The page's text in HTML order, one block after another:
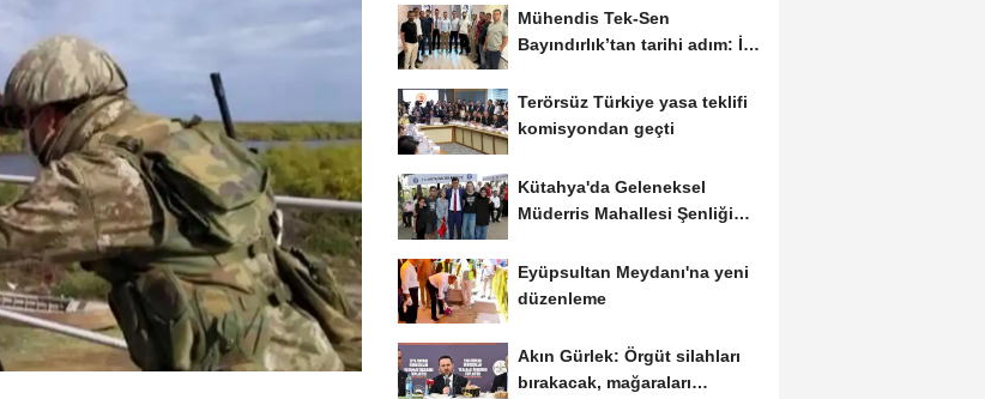
Mühendis Tek-Sen
Bayındırlık’tan tarihi adım: İlk
Terörsüz Türkiye yasa teklifi
komisyondan geçti
Kütahya'da Geleneksel
Müderris Mahallesi Şenliği
Eyüpsultan Meydanı'na yeni
düzenleme
Akın Gürlek: Örgüt silahları
bırakacak, mağaraları